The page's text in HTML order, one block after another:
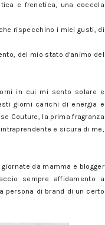
e frenetica, una coccola
che rispecchino i miei gusti, di
del mio stato d'animo del
in cui mi sento solare e
giorni carichi di energia e
Couture, la prima fragranza
e sicura di me,
da mamma e blogger
sempre affidamento a
persona di brand di un certo